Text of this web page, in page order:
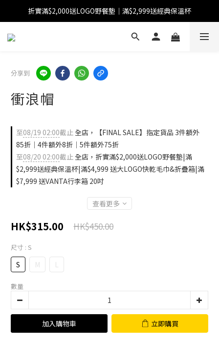
【FINAL SALE】指定商品低至38折
折實滿$2,000送LOGO野餐墊｜滿$2,999送經典保溫杯
【FINAL SALE】全單免運費
分享到
衝浪帽
至08/19 02:00截止全店，【FINAL SALE】指定貨品 3件額外
85折｜4件額外8折｜5件額外75折
至08/20 02:00截止全店，折實滿$2,000送LOGO野餐墊|滿
$2,999送經典保溫杯|滿$4,999 送大LOGO快乾毛巾&折疊箱|滿
$7,999 送VANTA行李箱 20吋
查看更多
HK$315.00 HK$450.00
尺寸 : S
S M L
數量
加入購物車 立即購買